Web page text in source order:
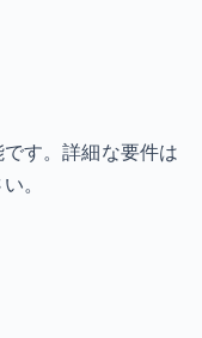
す。詳細な要件は
。